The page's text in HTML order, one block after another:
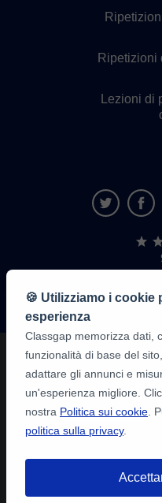
Ripetizioni
Lezioni di
🍪 Utilizziamo i cookie
esperienza
Classgap memorizza dati,
funzionalità di base del
adattare gli annunci e
un'esperienza migliore.
nostra Politica sui cookie .
politica sulla privacy.